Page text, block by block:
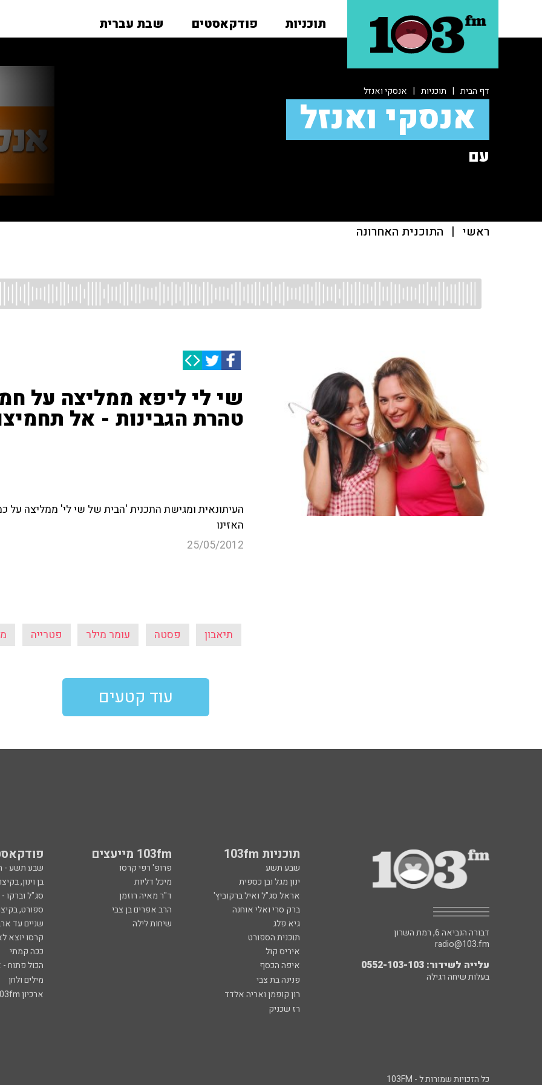
תוכניות פודקאסטים שבת עברית
דף הבית | תוכניות | אנסקי ואנזל
אנסקי ואנזל
עם
ראשי | התוכנית האחרונה
שי לי ליפא ממליצה על
טהרת הגבינות - אל
העיתונאית ומגישת התכנית 'הבית של שי לי' ממליצה על
האזינו
25/05/2012
תיאבון פסטה עומר מילר פטרייה
עוד קטעים
תוכניות 103fm 103fm מייעצים
שבע תשע פרופ' רפי קרסו
שבע תשע -
ינון מגל ובן כספית
מיכל דליות
בן וינון,
אראל סג"ל ואיל ברקוביץ'
ד"ר מאיה רוזמן
סג"ל וברקו
ברק סרי ואלי אוחנה
הרב אפרים בן צבי
ספורט,
גיא פלג
שיחות לילה
שניים עד
תוכנית הספורט
קרסו יוצא
איריס קול
ככה קמתי
איפה הכסף
הכול פתוח -
פנינה בת צבי
מילים ולחן
רון קופמן ואריה אלדד
ארכיון 103fm
רז שכניק
דבורה הנביאה 6, רמת השרון
radio@103.fm
עלייה לשידור: 0552-103-103
בעלות שיחה רגילה
כל הזכויות שמורות ל - 103FM